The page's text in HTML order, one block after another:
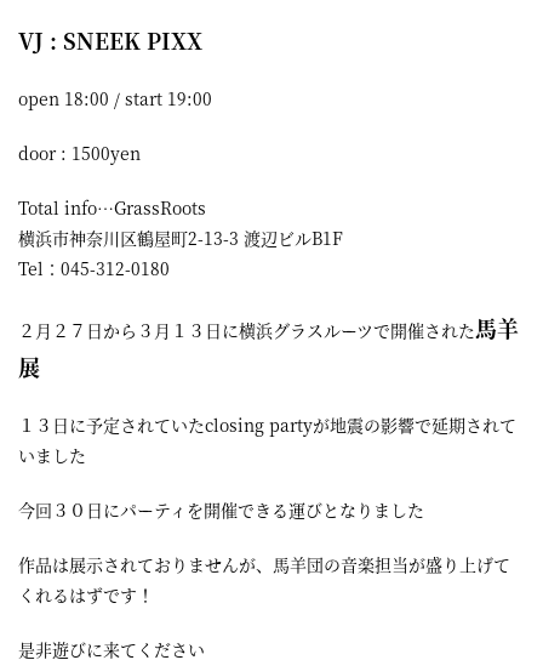
る
ダ
イ
ニ
ン
グ
バ
VJ : SNEEK PIXX
open 18:00 / start 19:00
door : 1500yen
Total info…GrassRoots
横浜市神奈川区鶴屋町2-13-3 渡辺ビルB1F
Tel：045-312-0180
２月２７日から３月１３日に横浜グラスルーツで開催された馬羊
展
１３日に予定されていたclosing partyが地震の影響で延期されて
いました
今回３０日にパーティを開催できる運びとなりました
作品は展示されておりませんが、馬羊団の音楽担当が盛り上げて
くれるはずです！
是非遊びに来てください